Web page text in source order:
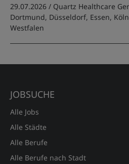
29.07.2026 / Quartz Healthcare
Dortmund, Düsseldorf, Essen,
Westfalen
JOBSUCHE
Alle Jobs
Alle Städte
Alle Berufe
Alle Berufe nach Stadt